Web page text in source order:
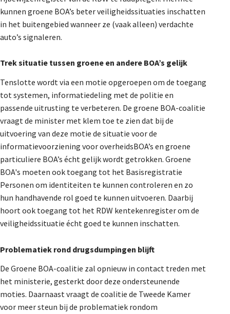
kunnen groene BOA’s beter veiligheidssituaties inschatten
in het buitengebied wanneer ze (vaak alleen) verdachte
auto’s signaleren.
Trek situatie tussen groene en andere BOA’s gelijk
Tenslotte wordt via een motie opgeroepen om de toegang
tot systemen, informatiedeling met de politie en
passende uitrusting te verbeteren. De groene BOA-coalitie
vraagt de minister met klem toe te zien dat bij de
uitvoering van deze motie de situatie voor de
informatievoorziening voor overheidsBOA’s en groene
particuliere BOA’s écht gelijk wordt getrokken. Groene
BOA's moeten ook toegang tot het Basisregistratie
Personen om identiteiten te kunnen controleren en zo
hun handhavende rol goed te kunnen uitvoeren. Daarbij
hoort ook toegang tot het RDW kentekenregister om de
veiligheidssituatie écht goed te kunnen inschatten.
Problematiek rond drugsdumpingen blijft
De Groene BOA-coalitie zal opnieuw in contact treden met
het ministerie, gesterkt door deze ondersteunende
moties. Daarnaast vraagt de coalitie de Tweede Kamer
voor meer steun bij de problematiek rondom